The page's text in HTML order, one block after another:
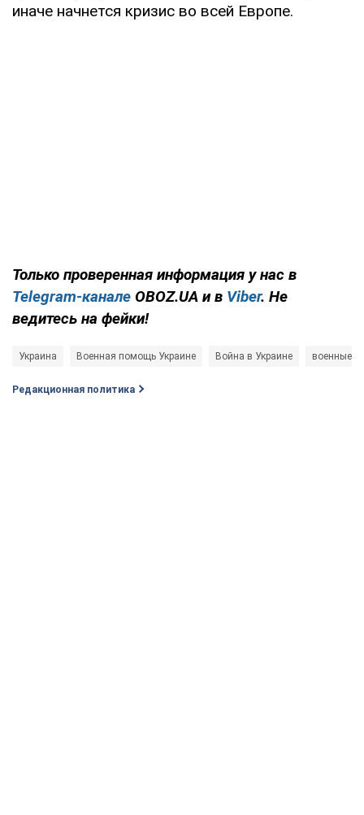
иначе начнется кризис во всей Европе.
Только проверенная информация у нас в
Telegram-канале OBOZ.UA и в Viber. Не
ведитесь на фейки!
Украина Военная помощь Украине Война в Украине военные
Редакционная политика